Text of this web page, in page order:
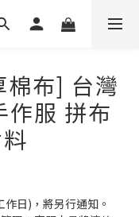
布] 台灣
作服 拼布
日)，將另行通知。